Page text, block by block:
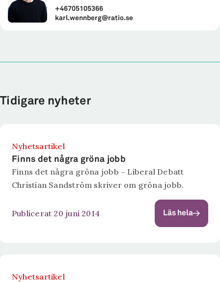
+46705105366
karl.wennberg@ratio.se
Tidigare nyheter
Nyhetsartikel
Finns det några gröna jobb
Finns det några gröna jobb – Liberal Debatt
Christian Sandström skriver om gröna jobb.
Publicerat 20 juni 2014 Läs hela
Nyhetsartikel